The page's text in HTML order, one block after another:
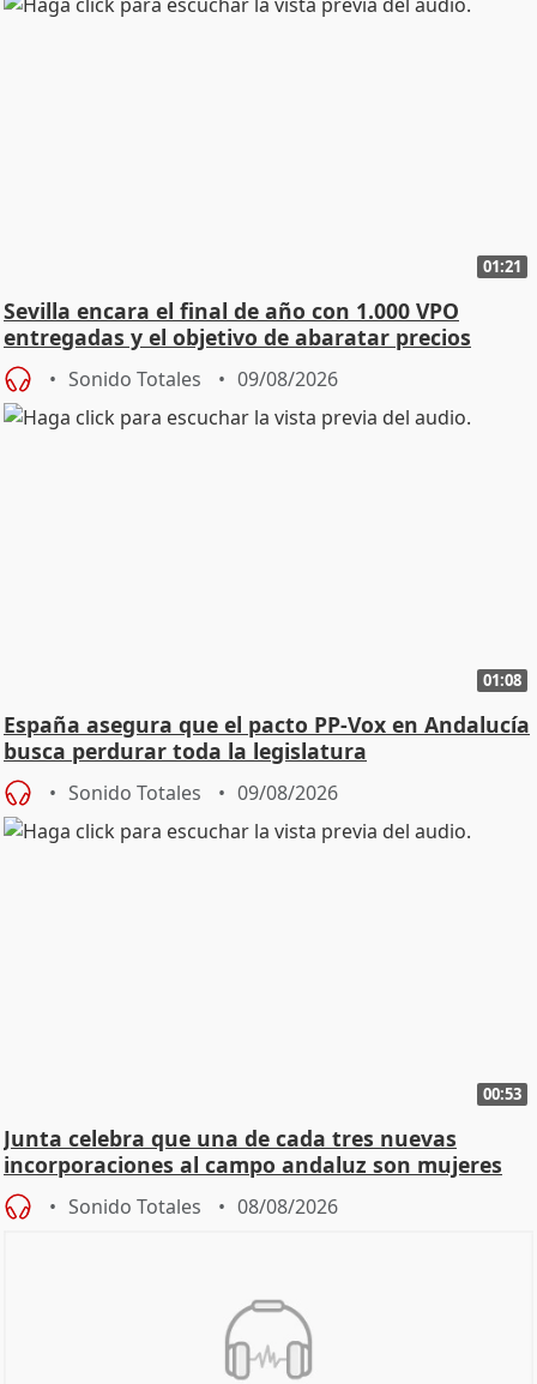
01:21
Sevilla encara el final de año con 1.000 VPO
entregadas y el objetivo de abaratar precios
Sonido Totales 09/08/2026
01:08
España asegura que el pacto PP-Vox en Andalucía
busca perdurar toda la legislatura
Sonido Totales 09/08/2026
00:53
Junta celebra que una de cada tres nuevas
incorporaciones al campo andaluz son mujeres
jóvenes
Sonido Totales 08/08/2026